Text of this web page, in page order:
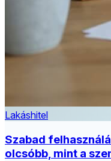
Lakáshitel
Szabad
olcsóbb, mint a